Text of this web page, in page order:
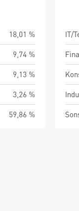
18,01 %
9,74 %
9,13 %
3,26 %
59,86 %
IT/